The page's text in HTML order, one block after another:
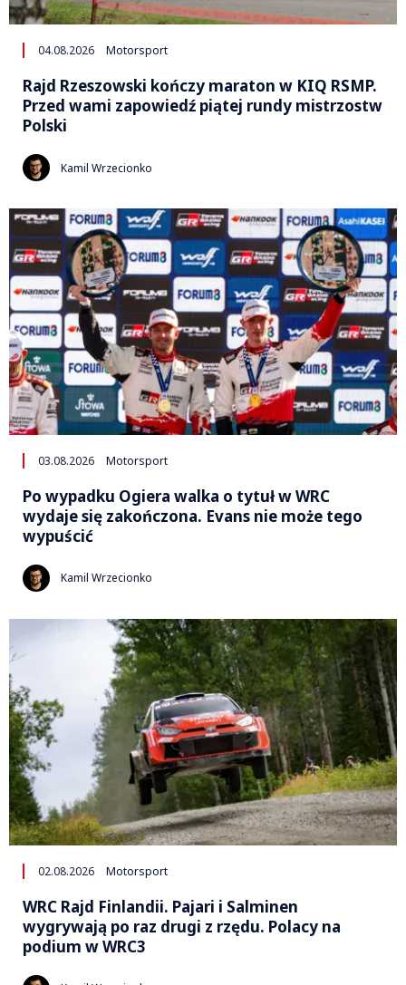
04.08.2026 Motorsport
Rajd Rzeszowski kończy maraton w KIQ RSMP.
Przed wami zapowiedź piątej rundy mistrzostw
Polski
Kamil Wrzecionko
03.08.2026 Motorsport
Po wypadku Ogiera walka o tytuł w WRC
wydaje się zakończona. Evans nie może tego
wypuścić
Kamil Wrzecionko
02.08.2026 Motorsport
WRC Rajd Finlandii. Pajari i Salminen
wygrywają po raz drugi z rzędu. Polacy na
podium w WRC3